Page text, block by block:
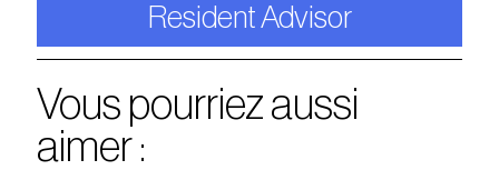
Resident Advisor
Vous pourriez aussi
aimer :